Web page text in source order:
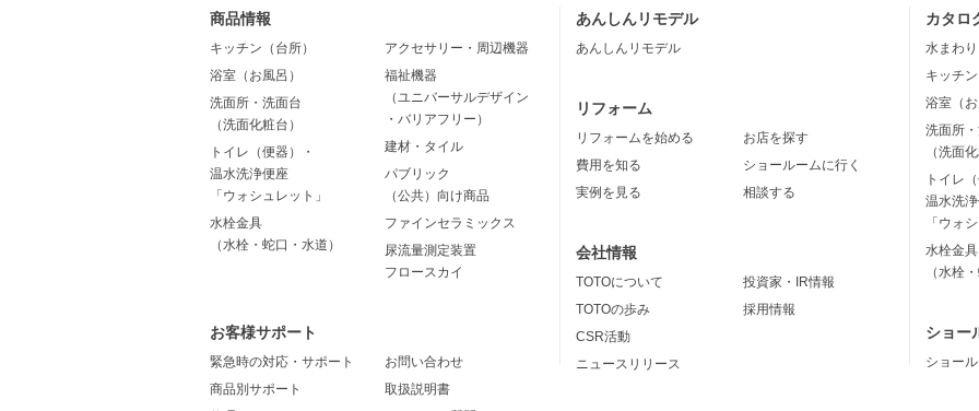
商品情報
キッチン（台所）
浴室（お風呂）
洗面所・洗面台
（洗面化粧台）
トイレ（便器）・
温水洗浄便座
「ウォシュレット」
水栓金具
（水栓・蛇口・水道）
アクセサリー・周辺機器
福祉機器
（ユニバーサルデザイン
・バリアフリー）
建材・タイル
パブリック
（公共）向け商品
ファインセラミックス
尿流量測定装置
フロースカイ
お客様サポート
緊急時の対応・サポート
商品別サポート
お問い合わせ
取扱説明書
あんしんリモデル
あんしんリモデル
リフォーム
リフォームを始める
費用を知る
実例を見る
お店を探す
ショールームに行く
相談する
会社情報
TOTOについて
TOTOの歩み
CSR活動
ニュースリリース
投資家・IR情報
採用情報
カタロ
水まわ
キッチ
浴室（
洗面所
（洗面
トイレ
温水洗
「ウォ
水栓金具
（水栓
ショー
ショー